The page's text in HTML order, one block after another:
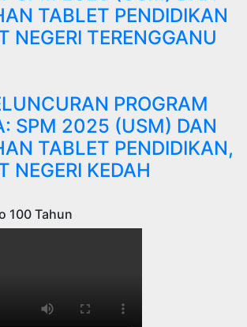
TABLET PENDIDIKAN
NEGERI TERENGGANU
PROGRAM
SPM 2025 (USM) DAN
TABLET PENDIDIKAN,
NEGERI KEDAH
100 Tahun